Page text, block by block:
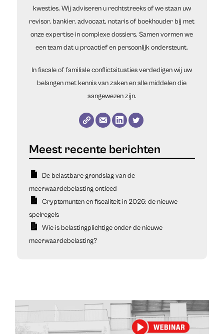
kwesties. Wij adviseren u rechtstreeks of we staan uw
revisor, bankier, advocaat, notaris of boekhouder bij met
onze expertise in complexe dossiers. Samen vormen we
een team dat u proactief en persoonlijk ondersteunt.
In fiscale of familiale conflictsituaties verdedigen wij uw
belangen met kennis van zaken en alle middelen die
aangewezen zijn.
De belastbare grondslag van de
meerwaardebelasting ontleed
Cryptomunten en fiscaliteit in 2026: de nieuwe
spelregels
Wie is belastingplichtige onder de nieuwe
meerwaardebelasting?